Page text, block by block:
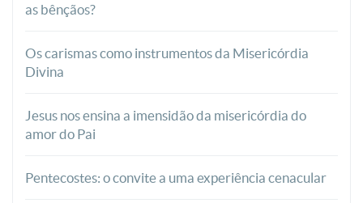
as bênçãos?
Os carismas como instrumentos da Misericórdia
Divina
Jesus nos ensina a imensidão da misericórdia do
amor do Pai
Pentecostes: o convite a uma experiência cenacular